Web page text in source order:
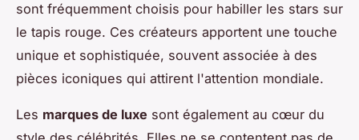
sont fréquemment choisis pour habiller les stars sur
le tapis rouge. Ces créateurs apportent une touche
unique et sophistiquée, souvent associée à des
pièces iconiques qui attirent l'attention mondiale.
Les marques de luxe sont également au cœur du